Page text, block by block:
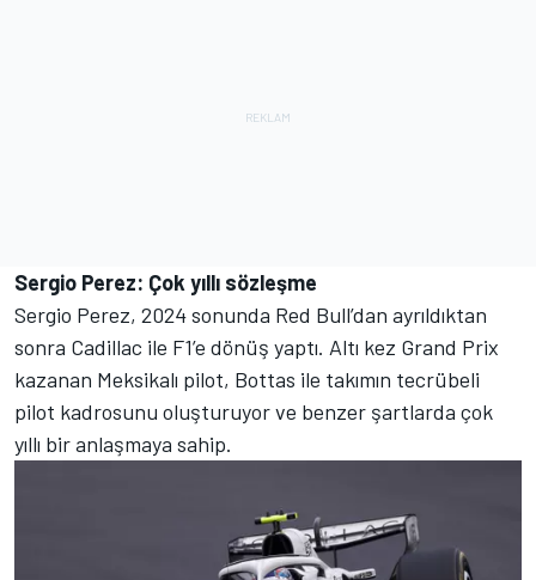
Sergio Perez: Çok yıllı sözleşme
Sergio Perez, 2024 sonunda Red Bull’dan ayrıldıktan
sonra Cadillac ile F1’e dönüş yaptı. Altı kez Grand Prix
kazanan Meksikalı pilot, Bottas ile takımın tecrübeli
pilot kadrosunu oluşturuyor ve benzer şartlarda çok
yıllı bir anlaşmaya sahip.